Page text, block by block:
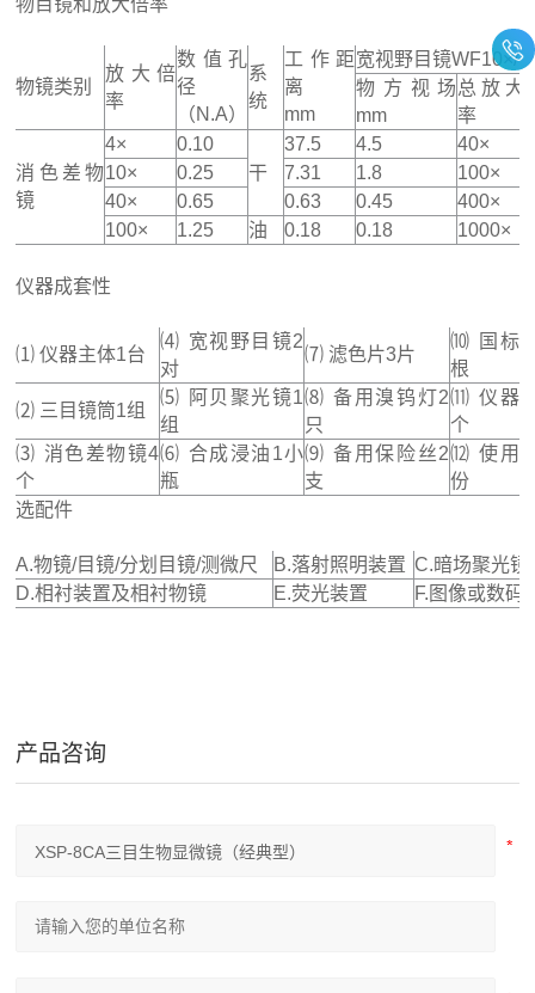
物目镜和放大倍率
物镜类别
放大倍
率
数值孔
径
（N.A）
系
统
工作距
离
mm
宽视野目镜WF10×/
物方视场
mm
总放大
率
消色差物
镜
4×
0.10
干
37.5 4.5
40×
10×
0.25 7.31 1.8
100×
40×
0.65 0.63 0.45
400×
100×
1.25 油 0.18 0.18 1000×
仪器成套性
⑴ 仪器主体1台
⑷ 宽视野目镜2
对
⑺ 滤色片3片
⑽ 国标
根
⑵ 三目镜筒1组
⑸ 阿贝聚光镜1
组
⑻ 备用溴钨灯2
只
⑾ 仪器
个
⑶ 消色差物镜4
个
⑹ 合成浸油1小
瓶
⑼ 备用保险丝2
支
⑿ 使用
份
选配件
A.物镜/目镜/分划目镜/测微尺 B.落射照明装置 C.暗场聚光镜
D.相衬装置及相衬物镜
E.荧光装置 F.图像或数码
产品咨询